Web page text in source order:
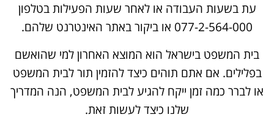
עת בשעות העבודה או לאחר שעות הפעילות בטלפון
077-2-564-000 או ביקור באתר האינטרנט שלהם.
בית המשפט בישראל הוא המוצא האחרון למי שהואשם
בפלילים. אם אתם תוהים כיצד להזמין תור לבית המשפט
או לברר כמה זמן ייקח להגיע לבית המשפט, הנה המדריך
שלנו כיצד לעשות זאת.